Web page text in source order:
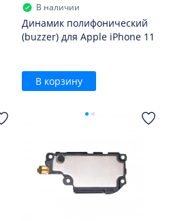
В наличии
Динамик полифонический
(buzzer) для Apple iPhone 11
В корзину